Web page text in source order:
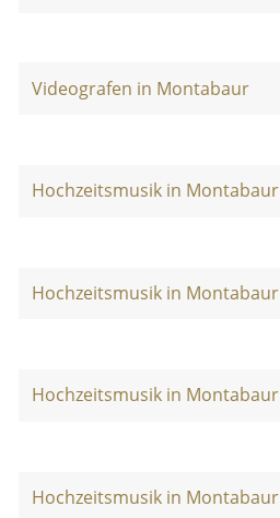
Videografen in Montabaur
Hochzeitsmusik in Montabaur
Hochzeitsmusik in Montabaur
Hochzeitsmusik in Montabaur
Hochzeitsmusik in Montabaur